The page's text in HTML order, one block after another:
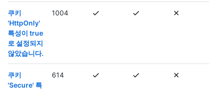
쿠키
'HttpOnly'
특성이 true
로 설정되지
않았습니다.
1004
쿠키
'Secure' 특
614